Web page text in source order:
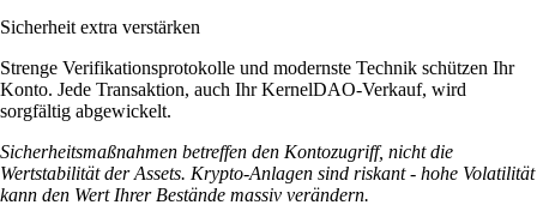
Sicherheit extra verstärken
Strenge Verifikationsprotokolle und modernste Technik schützen Ihr
Konto. Jede Transaktion, auch Ihr KernelDAO-Verkauf, wird
sorgfältig abgewickelt.
Sicherheitsmaßnahmen betreffen den Kontozugriff, nicht die
Wertstabilität der Assets. Krypto-Anlagen sind riskant - hohe Volatilität
kann den Wert Ihrer Bestände massiv verändern.